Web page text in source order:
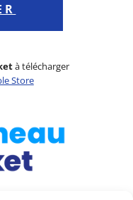
à télécharger
Store